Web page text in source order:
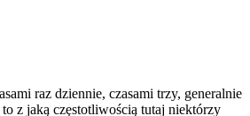
raz dziennie, czasami trzy, generalnie
z jaką częstotliwością tutaj niektórzy